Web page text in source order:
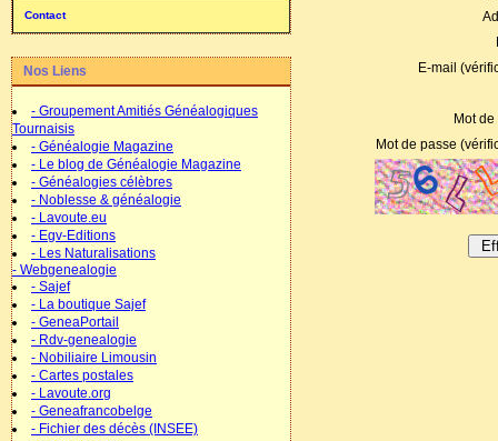
Contact
Nos Liens
- Groupement Amitiés Généalogiques
Tournaisis
- Généalogie Magazine
- Le blog de Généalogie Magazine
- Généalogies célèbres
- Noblesse & généalogie
- Lavoute.eu
- Egv-Editions
- Les Naturalisations
- Webgenealogie
- Sajef
- La boutique Sajef
- GeneaPortail
- Rdv-genealogie
- Nobiliaire Limousin
- Cartes postales
- Lavoute.org
- Geneafrancobelge
- Fichier des décès (INSEE)
E-mail
Mot de
Mot de passe